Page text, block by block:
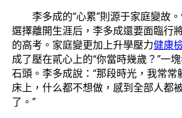
李多成的“心累”則源于家庭變故
選擇離開生涯后，李多成還要面臨行
的高考。家庭變更加上升學壓力健康
成了壓在貳心上的“你當時幾歲？”一
石頭。李多成說：“那段時光，我常常
床上，什么都不想做，感到全部人都
了。”